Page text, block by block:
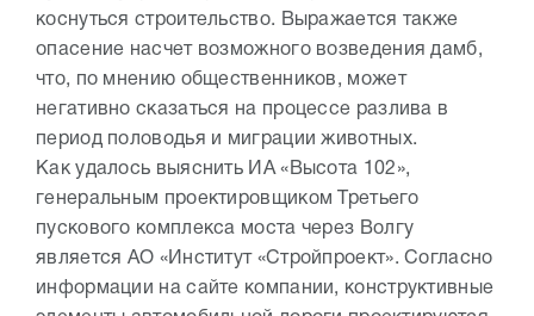
коснуться строительство. Выражается также
опасение насчет возможного возведения дамб,
что, по мнению общественников, может
негативно сказаться на процессе разлива в
период половодья и миграции животных.
Как удалось выяснить ИА «Высота 102»,
генеральным проектировщиком Третьего
пускового комплекса моста через Волгу
является АО «Институт «Стройпроект». Согласно
информации на сайте компании, конструктивные